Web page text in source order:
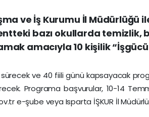
ve İş Kurumu İl Müdürlüğü
bazı okullarda temizlik,
amacıyla 10 kişilik
ve 40 fiili günü kapsayacak
Programa başvurular, 10-14
e-şube veya Isparta İŞKUR İl